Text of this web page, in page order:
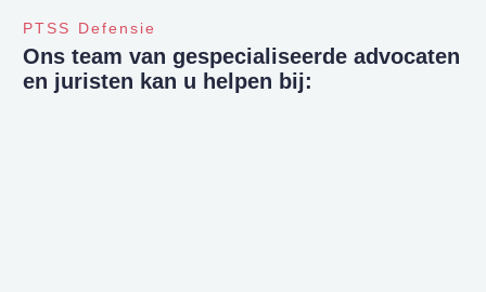
PTSS Defensie
Ons team van gespecialiseerde advocaten
en juristen kan u helpen bij: